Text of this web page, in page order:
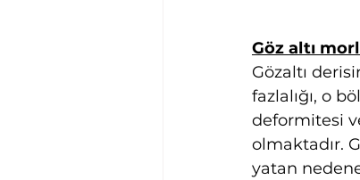
Göz altı
Gözaltı
fazlalığı, o
deformitesi
olmaktadır.
yatan